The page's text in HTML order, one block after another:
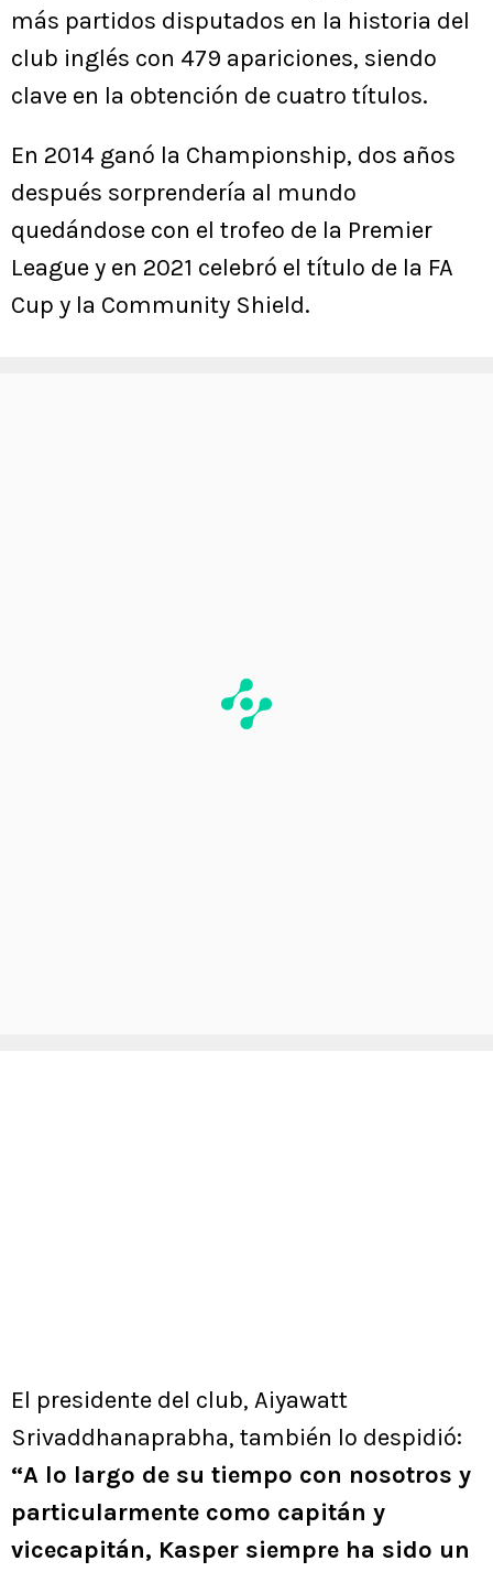
más partidos disputados en la historia del
club inglés con 479 apariciones, siendo
clave en la obtención de cuatro títulos.
En 2014 ganó la Championship, dos años
después sorprendería al mundo
quedándose con el trofeo de la Premier
League y en 2021 celebró el título de la FA
Cup y la Community Shield.
El presidente del club, Aiyawatt
Srivaddhanaprabha, también lo despidió:
“A lo largo de su tiempo con nosotros y
particularmente como capitán y
vicecapitán, Kasper siempre ha sido un